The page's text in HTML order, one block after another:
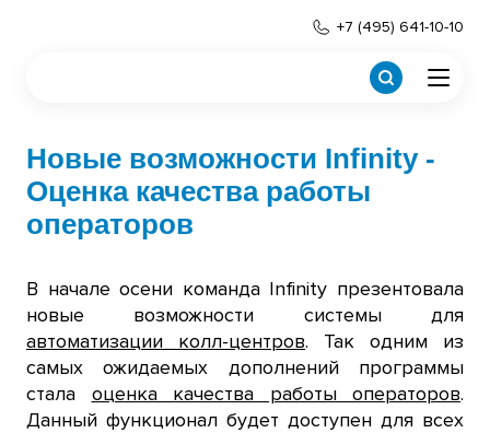
+7 (495) 641-10-10
Новые возможности Infinity -
Оценка качества работы
операторов
В начале осени команда Infinity презентовала
новые возможности cистемы для
автоматизации колл-центров. Так одним из
самых ожидаемых дополнений программы
стала оценка качества работы операторов.
Данный функционал будет доступен для всех